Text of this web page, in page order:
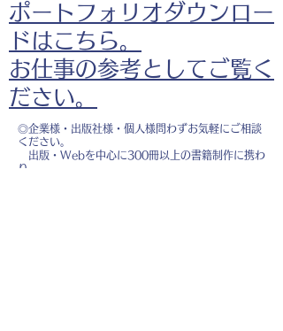
ポートフォリオダウンロー
ドはこちら。
お仕事の参考としてご覧く
ださい。
◎企業様・出版社様・個人様問わずお気軽にご相談
ください。
出版・Webを中心に300冊以上の書籍制作に携わ
り、